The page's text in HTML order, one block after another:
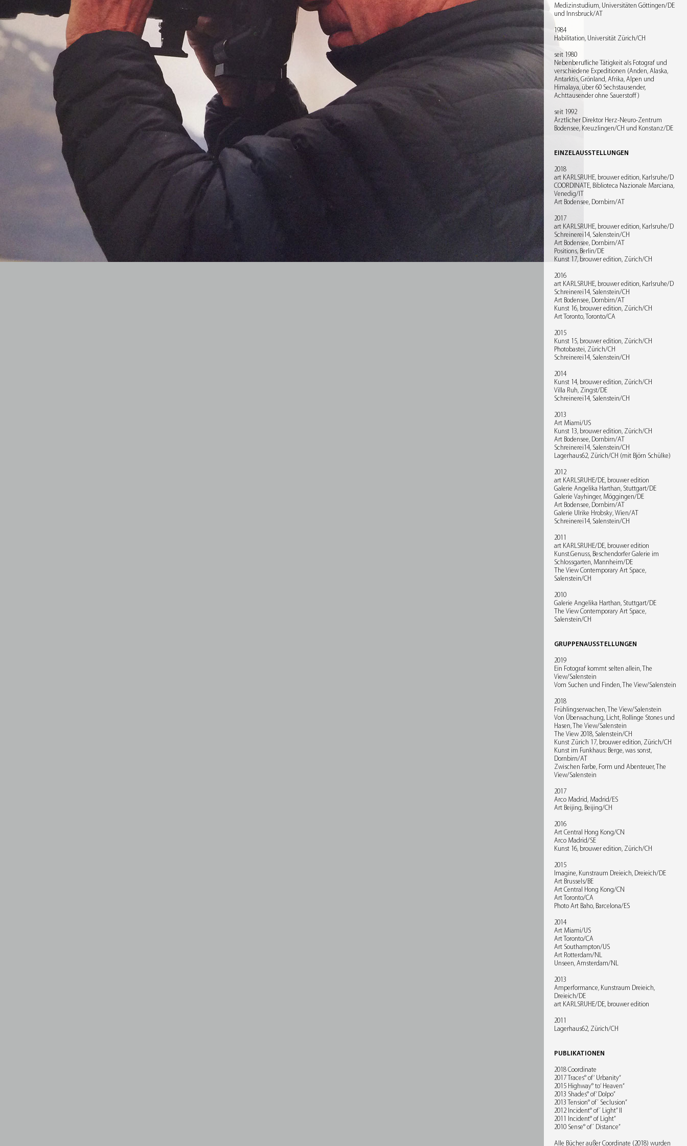
Medizinstudium, Universitäten Göttingen/DE
und Innsbruck/AT
1984
Habilitation, Universität Zürich/CH
seit 1980
Nebenberufliche Tätigkeit als Fotograf und
verschiedene Expeditionen (Anden, Alaska,
Antarktis, Grönland, Afrika, Alpen und
Himalaya, über 60 Sechstausender,
Achttausender ohne Sauerstoff)
seit 1992
Ärztlicher Direktor Herz-Neuro-Zentrum
Bodensee, Kreuzlingen/CH und Konstanz/DE
EINZELAUSSTELLUNGEN
2018
art KARLSRUHE, brouwer edition, Karlsruhe/D
COORDINATE, Biblioteca Nazionale Marciana,
Venedig/IT
Art Bodensee, Dornbirn/AT
2017
art KARLSRUHE, brouwer edition, Karlsruhe/D
Schreinerei14, Salenstein/CH
Art Bodensee, Dornbirn/AT
Positions, Berlin/DE
Kunst 17, brouwer edition, Zürich/CH
2016
art KARLSRUHE, brouwer edition, Karlsruhe/D
Schreinerei14, Salenstein/CH
Art Bodensee, Dornbirn/AT
Kunst 16, brouwer edition, Zürich/CH
Art Toronto, Toronto/CA
2015
Kunst 15, brouwer edition, Zürich/CH
Photobastei, Zürich/CH
Schreinerei14, Salenstein/CH
2014
Kunst 14, brouwer edition, Zürich/CH
Villa Ruh, Zingst/DE
Schreinerei14, Salenstein/CH
2013
Art Miami/US
Kunst 13, brouwer edition, Zürich/CH
Art Bodensee, Dornbirn/AT
Schreinerei14, Salenstein/CH
Lagerhaus62, Zürich/CH (mit Björn Schülke)
2012
art KARLSRUHE/DE, brouwer edition
Galerie Angelika Harthan, Stuttgart/DE
Galerie Vayhinger, Möggingen/DE
Art Bodensee, Dornbirn/AT
Galerie Ulrike Hrobsky, Wien/AT
Schreinerei14, Salenstein/CH
2011
art KARLSRUHE/DE, brouwer edition
Kunst.Genuss, Beschendorfer Galerie im
Schlossgarten, Mannheim/DE
The View Contemporary Art Space,
Salenstein/CH
2010
Galerie Angelika Harthan, Stuttgart/DE
The View Contemporary Art Space,
Salenstein/CH
GRUPPENAUSSTELLUNGEN
2019
Ein Fotograf kommt selten allein, The
View/Salenstein
Vom Suchen und Finden, The View/Salenstein
2018
Frühlingserwachen, The View/Salenstein
Von Überwachung, Licht, Rollinge Stones und
Hasen, The View/Salenstein
The View 2018, Salenstein/CH
Kunst Zürich 17, brouwer edition, Zürich/CH
Kunst im Funkhaus: Berge, was sonst,
Dornbirn/AT
Zwischen Farbe, Form und Abenteuer, The
View/Salenstein
2017
Arco Madrid, Madrid/ES
Art Beijing, Beijing/CH
2016
Art Central Hong Kong/CN
Arco Madrid/SE
Kunst 16, brouwer edition, Zürich/CH
2015
Imagine, Kunstraum Dreieich, Dreieich/DE
Art Brussels/BE
Art Central Hong Kong/CN
Art Toronto/CA
Photo Art Baho, Barcelona/ES
2014
Art Miami/US
Art Toronto/CA
Art Southampton/US
Art Rotterdam/NL
Unseen, Amsterdam/NL
2013
Amperformance, Kunstraum Dreieich,
Dreieich/DE
art KARLSRUHE/DE, brouwer edition
2011
Lagerhaus62, Zürich/CH
PUBLIKATIONEN
2018 Coordinate
2017 Traces° of‘ Urbanity“
2015 Highway° to‘ Heaven“
2013 Shades° of’ Dolpo”
2013 Tension° of´ Seclusion”
2012 Incident° of´ Light” II
2011 Incident° of Light”
2010 Sense° of´ Distance”
Alle Bücher außer Coordinate (2018) wurden